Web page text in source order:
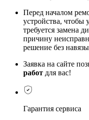
Перед началом
устройства, чтобы
требуется замена
причину
решение без
Заявка на сайте
работ для вас!
Гарантия сервиса